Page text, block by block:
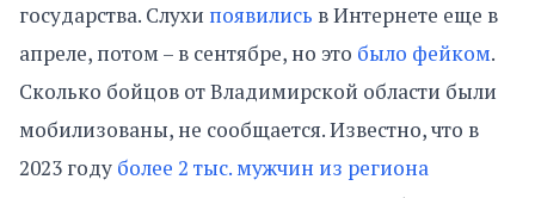
государства. Слухи появились в Интернете еще в
апреле, потом – в сентябре, но это было фейком.
Сколько бойцов от Владимирской области были
мобилизованы, не сообщается. Известно, что в
2023 году более 2 тыс. мужчин из региона